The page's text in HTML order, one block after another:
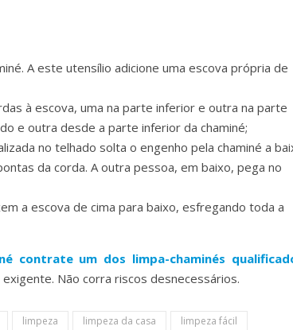
A este utensílio adicione uma escova própria de
à escova, uma na parte inferior e outra na parte
e outra desde a parte inferior da chaminé;
no telhado solta o engenho pela chaminé a
da corda. A outra pessoa, em baixo, pega no
a escova de cima para baixo, esfregando toda a
contrate um dos limpa-chaminés
Não corra riscos desnecessários.
limpeza limpeza da casa
limpeza fácil